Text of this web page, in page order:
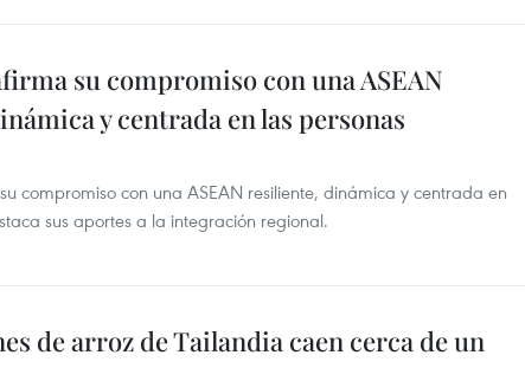
su compromiso con una ASEAN
y centrada en las personas
compromiso con una ASEAN resiliente, dinámica y centrada en
sus aportes a la integración regional.
de arroz de Tailandia caen cerca de un